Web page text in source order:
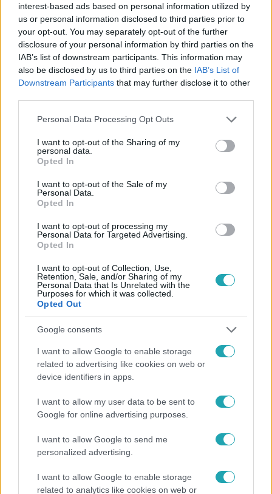
interest-based ads based on personal information utilized by
us or personal information disclosed to third parties prior to
your opt-out. You may separately opt-out of the further
disclosure of your personal information by third parties on the
IAB’s list of downstream participants. This information may
also be disclosed by us to third parties on the IAB’s List of
Downstream Participants that may further disclose it to other
Please note that this website/app uses one or more Google
not limited to your visit or usage behaviour. You may click to
grant or deny consent to Google and its third-party tags to
use your data for below specified purposes in below Google
consent section.
Personal Data Processing Opt Outs
I want to opt-out of the Sharing of my
personal data.
Opted In
I want to opt-out of the Sale of my
Personal Data.
Opted In
I want to opt-out of processing my
Personal Data for Targeted Advertising.
Opted In
I want to opt-out of Collection, Use,
Retention, Sale, and/or Sharing of my
Personal Data that Is Unrelated with the
Purposes for which it was collected.
Opted Out
Google consents
I want to allow Google to enable storage
related to advertising like cookies on web or
device identifiers in apps.
I want to allow my user data to be sent to
Google for online advertising purposes.
I want to allow Google to send me
personalized advertising.
I want to allow Google to enable storage
related to analytics like cookies on web or
Kövess minket, és értesülj a friss hírekről a
Facebookon is!
Követem
EXEK CSATÁJA #KÖZLEMÉNYEK # RTL+
STREAMING
2. ÉVAD NAGY SANYI PAP DORCI
ESZTERGÁLYOS PATRIK
SÁNTA LACI
Népszerű